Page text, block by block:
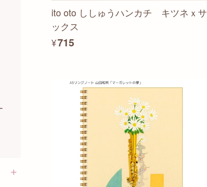
ito oto ししゅうハンカチ キツネｘサ
ックス
¥715